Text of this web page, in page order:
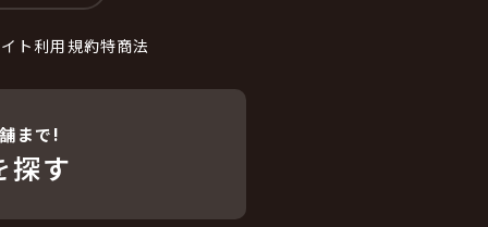
ト利用規約特商法
まで!
探す